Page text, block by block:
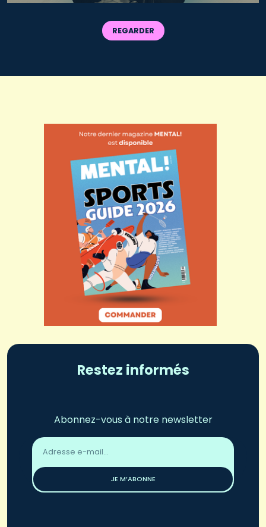
REGARDER
Restez informés
Abonnez-vous à notre newsletter
Adresse
email
JE M’ABONNE